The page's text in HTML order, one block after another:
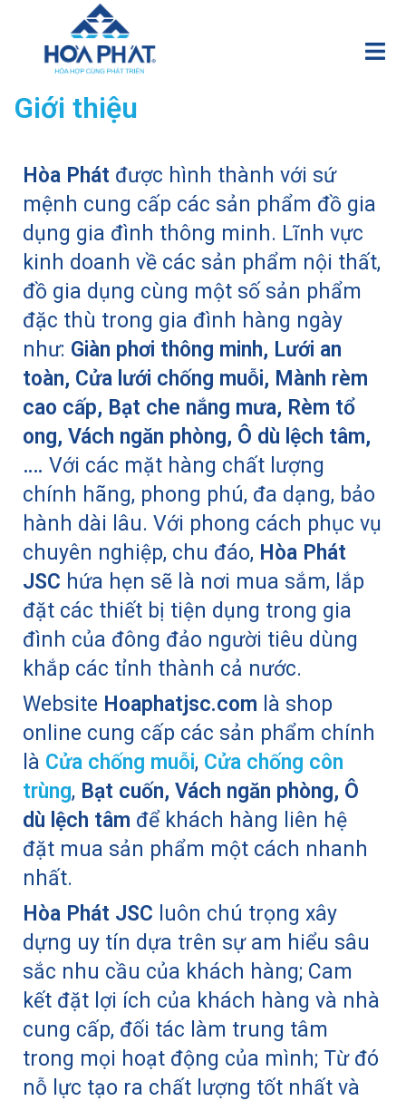
Giới thiệu
Hòa Phát được hình thành với sứ
mệnh cung cấp các sản phẩm đồ gia
dụng gia đình thông minh. Lĩnh vực
kinh doanh về các sản phẩm nội thất,
đồ gia dụng cùng một số sản phẩm
đặc thù trong gia đình hàng ngày
như: Giàn phơi thông minh, Lưới an
toàn, Cửa lưới chống muỗi, Mành rèm
cao cấp, Bạt che nắng mưa, Rèm tổ
ong, Vách ngăn phòng, Ô dù lệch tâm,
…. Với các mặt hàng chất lượng
chính hãng, phong phú, đa dạng, bảo
hành dài lâu. Với phong cách phục vụ
chuyên nghiệp, chu đáo, Hòa Phát
JSC hứa hẹn sẽ là nơi mua sắm, lắp
đặt các thiết bị tiện dụng trong gia
đình của đông đảo người tiêu dùng
khắp các tỉnh thành cả nước.
Website Hoaphatjsc.com là shop
online cung cấp các sản phẩm chính
là Cửa chống muỗi, Cửa chống côn
trùng, Bạt cuốn, Vách ngăn phòng, Ô
dù lệch tâm để khách hàng liên hệ
đặt mua sản phẩm một cách nhanh
nhất.
Hòa Phát JSC luôn chú trọng xây
dựng uy tín dựa trên sự am hiểu sâu
sắc nhu cầu của khách hàng; Cam
kết đặt lợi ích của khách hàng và nhà
cung cấp, đối tác làm trung tâm
trong mọi hoạt động của mình; Từ đó
nỗ lực tạo ra chất lượng tốt nhất và